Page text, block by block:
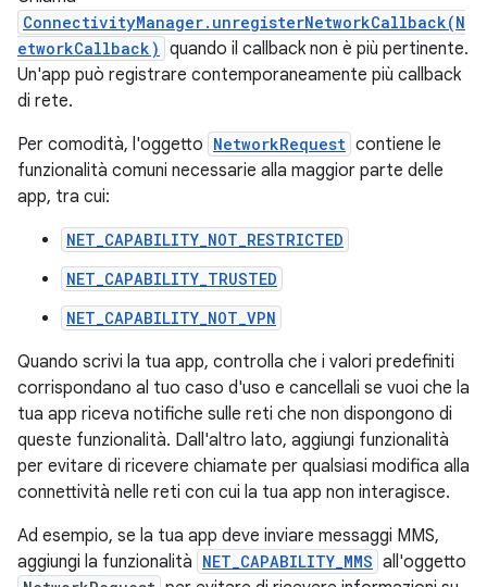
ConnectivityManager.unregisterNetworkCallback(N
etworkCallback) quando il callback non è più pertinente.
Un'app può registrare contemporaneamente più callback
di rete.
Per comodità, l'oggetto NetworkRequest contiene le
funzionalità comuni necessarie alla maggior parte delle
app, tra cui:
NET_CAPABILITY_NOT_RESTRICTED
NET_CAPABILITY_TRUSTED
NET_CAPABILITY_NOT_VPN
Quando scrivi la tua app, controlla che i valori predefiniti
corrispondano al tuo caso d'uso e cancellali se vuoi che la
tua app riceva notifiche sulle reti che non dispongono di
queste funzionalità. Dall'altro lato, aggiungi funzionalità
per evitare di ricevere chiamate per qualsiasi modifica alla
connettività nelle reti con cui la tua app non interagisce.
Ad esempio, se la tua app deve inviare messaggi MMS,
aggiungi la funzionalità NET_CAPABILITY_MMS all'oggetto